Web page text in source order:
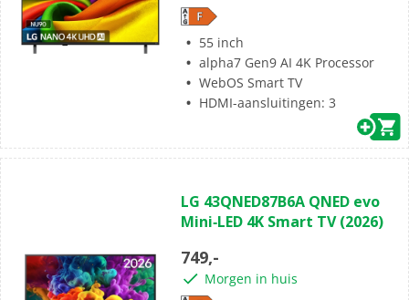
55 inch
alpha7 Gen9 AI 4K Processor
WebOS Smart TV
HDMI-aansluitingen: 3
van
de
sterren.
LG 43QNED87B6A QNED evo
Mini‑LED 4K Smart TV (2026)
749,-
Morgen in huis